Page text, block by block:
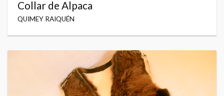
Collar de Alpaca
QUIMEY RAIQUÉN